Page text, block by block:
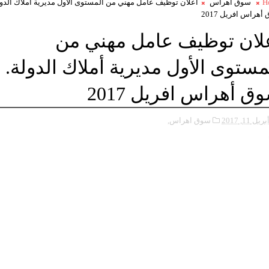
سوق اهراس
اعلان توظيف عامل مهني من المستوى الأول مديرية أملاك
افريل 2017
توظيف عامل مهني من
الأول مديرية أملاك الدولة.
أهراس افريل 2017
أبريل 11, 2017 سوق اهراس,